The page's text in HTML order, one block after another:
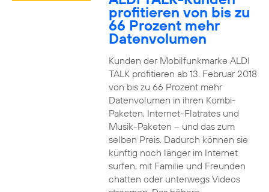
profitieren von bis zu
66 Prozent mehr
Datenvolumen
Kunden der Mobilfunkmarke ALDI
TALK profitieren ab 13. Februar 2018
von bis zu 66 Prozent mehr
Datenvolumen in ihren Kombi-
Paketen, Internet-Flatrates und
Musik-Paketen – und das zum
selben Preis. Dadurch können sie
künftig noch länger im Internet
surfen, mit Familie und Freunden
chatten oder unterwegs Videos